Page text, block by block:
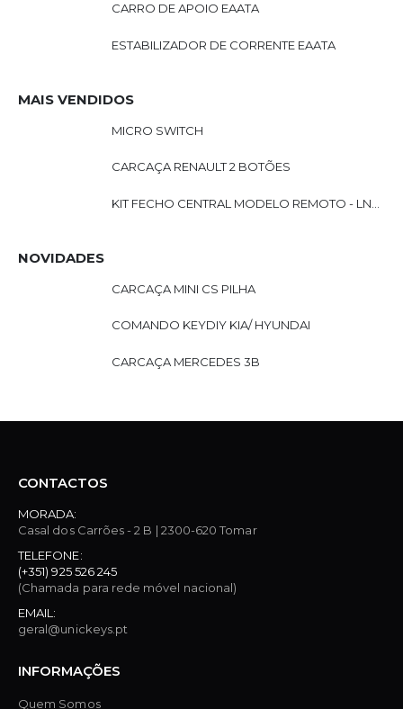
CARRO DE APOIO EAATA
ESTABILIZADOR DE CORRENTE EAATA
MAIS VENDIDOS
MICRO SWITCH
CARCAÇA RENAULT 2 BOTÕES
NOVIDADES
CARCAÇA MINI CS PILHA
COMANDO KEYDIY KIA/ HYUNDAI
CARCAÇA MERCEDES 3B
CONTACTOS
MORADA:
Casal dos Carrões - 2 B | 2300-620 Tomar
TELEFONE:
(+351) 925 526 245
(Chamada para rede móvel nacional)
EMAIL:
geral@unickeys.pt
INFORMAÇÕES
Quem Somos